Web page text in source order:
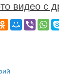
видео с